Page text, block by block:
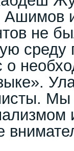
не
среду
о
Мы